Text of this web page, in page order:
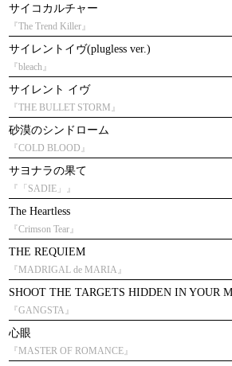
サイコカルチャー
『The Trend Killer』
サイレントイヴ(plugless ver.)
『bleach』
サイレント イヴ
『THE BULLET STORM』
砂漠のシンドローム
『COLD BLOOD』
サヨナラの果て
『「SADIE」』
The Heartless
『Crimson Tear』
THE REQUIEM
『MADRIGAL de MARIA』
SHOOT THE TARGETS HIDDEN IN YOUR
『GANGSTA』
心眼
『MASTER OF ROMANCE』